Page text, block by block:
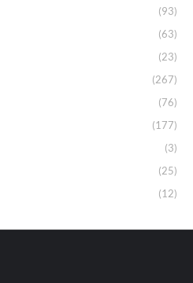
(93)
(63)
(23)
(267)
(76)
(177)
(3)
(25)
(12)